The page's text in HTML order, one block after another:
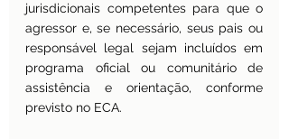
jurisdicionais competentes para que o
agressor e, se necessário, seus pais ou
responsável legal sejam incluídos em
programa oficial ou comunitário de
assistência e orientação, conforme
previsto no ECA.